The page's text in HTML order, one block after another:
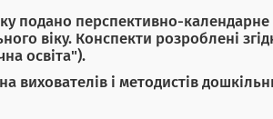
подано перспективно-календарне
віку. Конспекти розроблені
освіта").
вихователів і методистів